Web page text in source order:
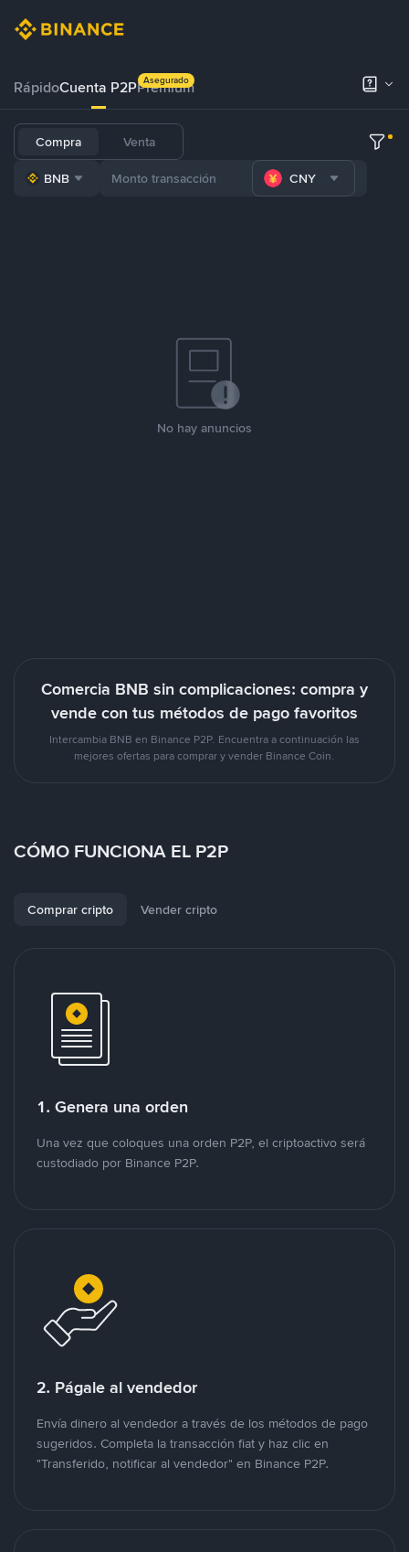
RápidoCuenta P2PPrémium
Asegurado
Compra Venta
BNB CNY
No hay anuncios
Comercia BNB sin complicaciones: compra y
vende con tus métodos de pago favoritos
Intercambia BNB en Binance P2P. Encuentra a continuación las
mejores ofertas para comprar y vender Binance Coin.
CÓMO FUNCIONA EL P2P
Comprar cripto Vender cripto
1. Genera una orden
Una vez que coloques una orden P2P, el criptoactivo será
custodiado por Binance P2P.
2. Págale al vendedor
Envía dinero al vendedor a través de los métodos de pago
sugeridos. Completa la transacción fiat y haz clic en
"Transferido, notificar al vendedor" en Binance P2P.